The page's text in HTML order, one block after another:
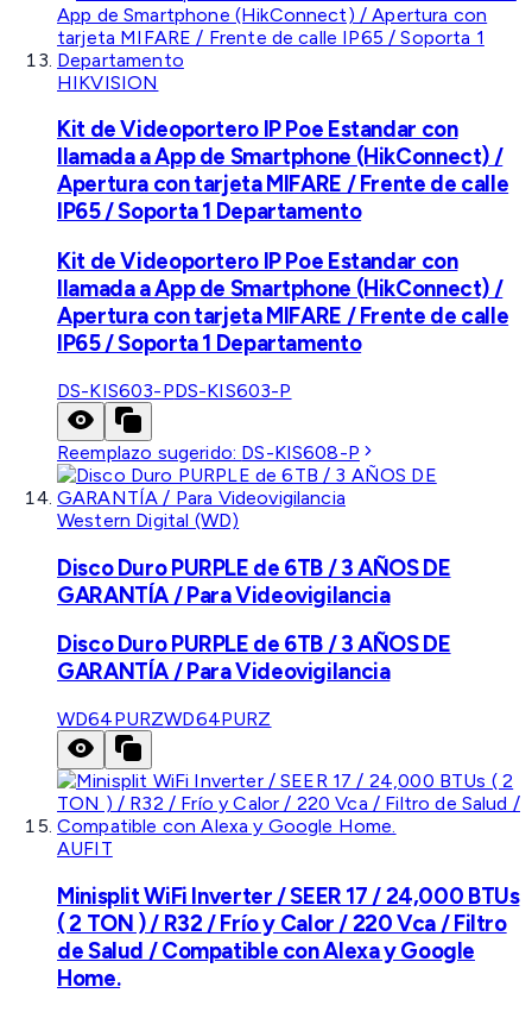
HIKVISION
Kit de Videoportero IP Poe Estandar con
llamada a App de Smartphone (HikConnect) /
Apertura con tarjeta MIFARE / Frente de calle
IP65 / Soporta 1 Departamento
Kit de Videoportero IP Poe Estandar con
llamada a App de Smartphone (HikConnect) /
Apertura con tarjeta MIFARE / Frente de calle
IP65 / Soporta 1 Departamento
DS-KIS603-PDS-KIS603-P
Reemplazo sugerido: DS-KIS608-P
Western Digital (WD)
Disco Duro PURPLE de 6TB / 3 AÑOS DE
GARANTÍA / Para Videovigilancia
Disco Duro PURPLE de 6TB / 3 AÑOS DE
GARANTÍA / Para Videovigilancia
WD64PURZWD64PURZ
AUFIT
Minisplit WiFi Inverter / SEER 17 / 24,000 BTUs
( 2 TON ) / R32 / Frío y Calor / 220 Vca / Filtro
de Salud / Compatible con Alexa y Google
Home.